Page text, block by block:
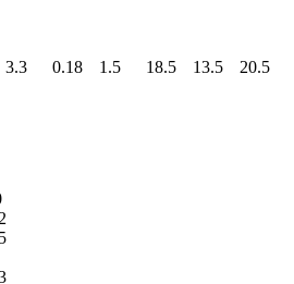
3.3 0.18 1.5 18.5 13.5 20.5